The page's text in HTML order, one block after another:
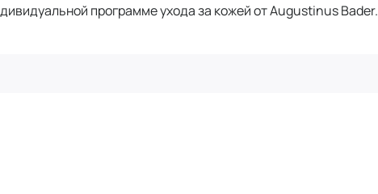
программе ухода за кожей от Augustinus Bader.